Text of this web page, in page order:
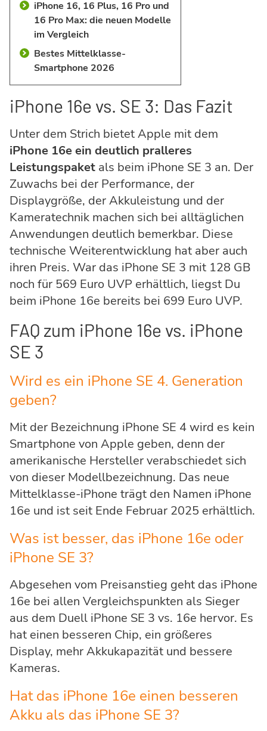
iPhone 16, 16 Plus, 16 Pro und
16 Pro Max: die neuen Modelle
im Vergleich
Bestes Mittelklasse-
Smartphone 2026
iPhone 16e vs. SE 3: Das Fazit
Unter dem Strich bietet Apple mit dem
iPhone 16e ein deutlich pralleres
Leistungspaket als beim iPhone SE 3 an. Der
Zuwachs bei der Performance, der
Displaygröße, der Akkuleistung und der
Kameratechnik machen sich bei alltäglichen
Anwendungen deutlich bemerkbar. Diese
technische Weiterentwicklung hat aber auch
ihren Preis. War das iPhone SE 3 mit 128 GB
noch für 569 Euro UVP erhältlich, liegst Du
beim iPhone 16e bereits bei 699 Euro UVP.
FAQ zum iPhone 16e vs. iPhone
SE 3
Wird es ein iPhone SE 4. Generation
geben?
Mit der Bezeichnung iPhone SE 4 wird es kein
Smartphone von Apple geben, denn der
amerikanische Hersteller verabschiedet sich
von dieser Modellbezeichnung. Das neue
Mittelklasse-iPhone trägt den Namen iPhone
16e und ist seit Ende Februar 2025 erhältlich.
Was ist besser, das iPhone 16e oder
iPhone SE 3?
Abgesehen vom Preisanstieg geht das iPhone
16e bei allen Vergleichspunkten als Sieger
aus dem Duell iPhone SE 3 vs. 16e hervor. Es
hat einen besseren Chip, ein größeres
Display, mehr Akkukapazität und bessere
Kameras.
Hat das iPhone 16e einen besseren
Akku als das iPhone SE 3?